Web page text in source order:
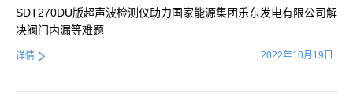
SDT270DU版超声波检测仪助力国家能源集团乐东发电有限公司解
决阀门内漏等难题
2022年10月19日
详情